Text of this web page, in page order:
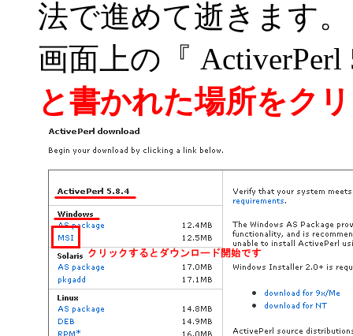
法で進めて逝きます。
画面上の『
と書かれた場所をク